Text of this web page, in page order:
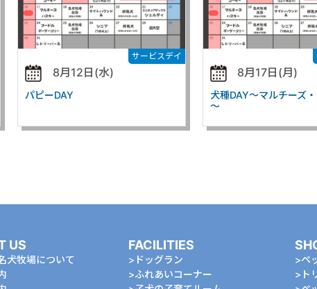
サービスデイ
8月12日(水)
パピーDAY
8月17日(月)
犬種DAY～マルチーズ
～
US
犬牧場について
FACILITIES
ドッグラン
ふれあいコーナー
ペ
ト